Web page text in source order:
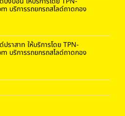
บริการรถยกรถสไลด์ถาดกอง
ปราสาท ให้บริการโดย TPN-
บริการรถยกรถสไลด์ถาดกอง